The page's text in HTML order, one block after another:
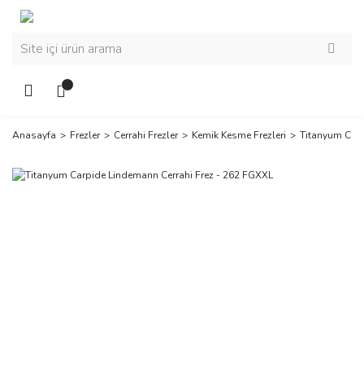
Anasayfa Frezler Cerrahi Frezler Kemik Kesme Frezleri Titanyum